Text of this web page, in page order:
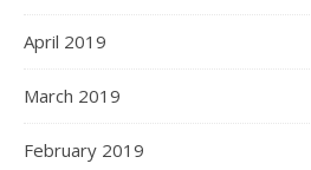
April 2019
March 2019
February 2019